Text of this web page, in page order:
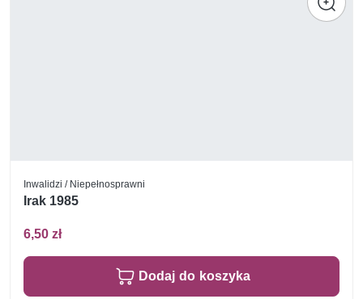
Inwalidzi / Niepełnosprawni
Irak 1985
6,50 zł
Dodaj do koszyka